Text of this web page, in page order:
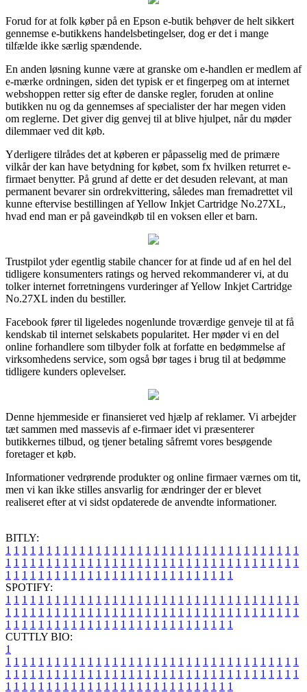
Forud for at folk køber på en Epson e-butik behøver de helt sikkert
gennemse e-butikkens handelsbetingelser, dog er det i mange
tilfælde ikke særlig spændende.
En anden løsning kunne være at granske om e-handlen er medlem af
e-mærke ordningen, siden det typisk er et fingerpeg om at internet
webshoppen retter sig efter de danske regler, foruden at online
butikken nu og da gennemses af specialister der har megen viden
om reglerne. Det giver dig genvej til at blive hjulpet, når du møder
dilemmaer ved dit køb.
Yderligere tilrådes det at køberen er påpasselig med de primære
vilkår der kan have betydning for købet, som fx hvilken returret e-
firmaet benytter. På grund af dette er det desuden relevant, at man
permanent bevarer sin ordrekvittering, således man fremadrettet vil
kunne eftervise bestillingen af Yellow Inkjet Cartridge No.27XL,
hvad end man er på gaveindkøb til en voksen eller et barn.
Trustpilot yder egentlig stabile chancer for at finde ud af en hel del
tidligere konsumenters ratings og herved rekommanderer vi, at du
tolker internet forretningens vurderinger af Yellow Inkjet Cartridge
No.27XL inden du bestiller.
Facebook fører til ligeledes nogenlunde troværdige genveje til at få
kendskab til internet selskabets popularitet. Her møder vi en del
online forhandlere som tilbyder folk at forfatte en bedømmelse af
virksomhedens service, som også bør tages i brug til at bedømme
tidligere kunders oplevelser.
Denne hjemmeside er finansieret ved hjælp af reklamer. Vi arbejder
tæt sammen med massevis af e-firmaer idet vi præsenterer
butikkernes tilbud, og tjener betaling såfremt vores besøgende
foretager et køb.
Informationer vedrørende produkter og online firmaer værnes om tit,
men vi kan ikke stilles ansvarlig for ændringer der er blevet
realiseret efter at vi sidst opdaterede de anvendte informationer.
BITLY:
1 1 1 1 1 1 1 1 1 1 1 1 1 1 1 1 1 1 1 1 1 1 1 1 1 1 1 1 1 1 1 1 1 1 1 1
1 1 1 1 1 1 1 1 1 1 1 1 1 1 1 1 1 1 1 1 1 1 1 1 1 1 1 1 1 1 1 1 1 1 1 1
1 1 1 1 1 1 1 1 1 1 1 1 1 1 1 1 1 1 1 1 1 1 1 1 1 1 1 1
SPOTIFY:
1 1 1 1 1 1 1 1 1 1 1 1 1 1 1 1 1 1 1 1 1 1 1 1 1 1 1 1 1 1 1 1 1 1 1 1
1 1 1 1 1 1 1 1 1 1 1 1 1 1 1 1 1 1 1 1 1 1 1 1 1 1 1 1 1 1 1 1 1 1 1 1
1 1 1 1 1 1 1 1 1 1 1 1 1 1 1 1 1 1 1 1 1 1 1 1 1 1 1 1
CUTTLY BIO:
1
1 1 1 1 1 1 1 1 1 1 1 1 1 1 1 1 1 1 1 1 1 1 1 1 1 1 1 1 1 1 1 1 1 1 1 1
1 1 1 1 1 1 1 1 1 1 1 1 1 1 1 1 1 1 1 1 1 1 1 1 1 1 1 1 1 1 1 1 1 1 1 1
1 1 1 1 1 1 1 1 1 1 1 1 1 1 1 1 1 1 1 1 1 1 1 1 1 1 1 1